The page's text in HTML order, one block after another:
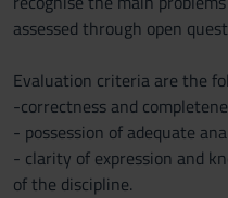
assessed through open
Evaluation criteria are the
-correctness and
- possession of adequate
- clarity of expression and
of the discipline.